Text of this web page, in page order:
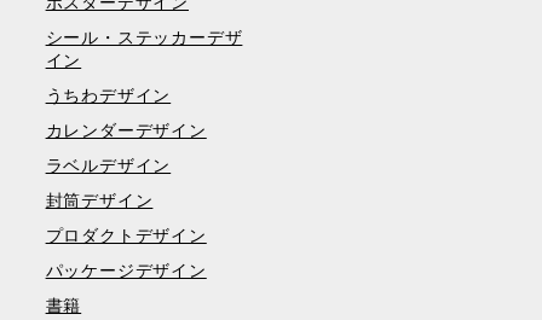
シール・ステッカーデザ
イン
うちわデザイン
カレンダーデザイン
ラベルデザイン
封筒デザイン
プロダクトデザイン
パッケージデザイン
書籍